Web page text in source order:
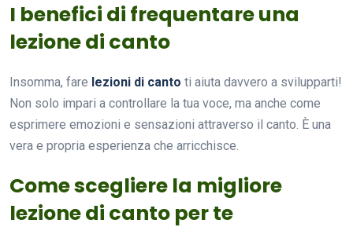
I benefici di frequentare una
lezione di canto
Insomma, fare lezioni di canto ti aiuta davvero a svilupparti!
Non solo impari a controllare la tua voce, ma anche come
esprimere emozioni e sensazioni attraverso il canto. È una
vera e propria esperienza che arricchisce.
Come scegliere la migliore
lezione di canto per te